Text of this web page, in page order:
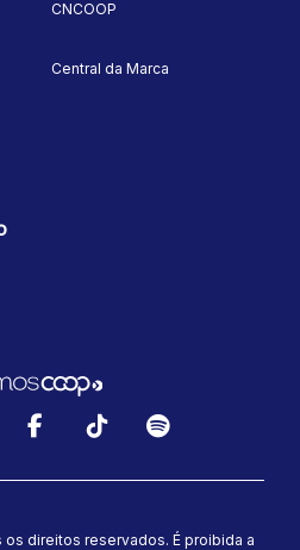
CNCOOP
Central da Marca
direitos reservados. É proibida a